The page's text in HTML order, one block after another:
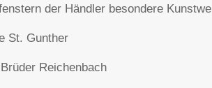
der Händler besondere
St. Gunther
Reichenbach